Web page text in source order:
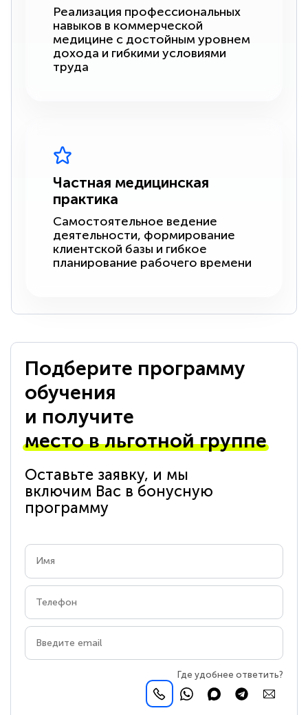
Реализация профессиональных
навыков в коммерческой
медицине с достойным уровнем
дохода и гибкими условиями
труда
Частная медицинская
практика
Самостоятельное ведение
деятельности, формирование
клиентской базы и гибкое
планирование рабочего времени
Подберите программу
обучения
и получите
место в льготной группе
Оставьте заявку, и мы
включим Вас в бонусную
программу
Где удобнее ответить?